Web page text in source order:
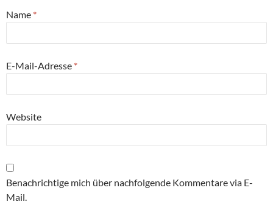
Name *
E-Mail-Adresse *
Website
Benachrichtige mich über nachfolgende Kommentare via E-
Mail.